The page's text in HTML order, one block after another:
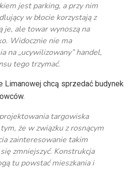
jest parking, a przy nim
w błocie korzystają z
je, ale towar wynoszą na
Widocznie nie ma
na „ucywilizowany” handel,
tego trzymać.
Limanowej chcą sprzedać budynek
targowiska
że w związku z rosnącym
zainteresowanie takim
zmniejszyć. Konstrukcja
tu powstać mieszkania i